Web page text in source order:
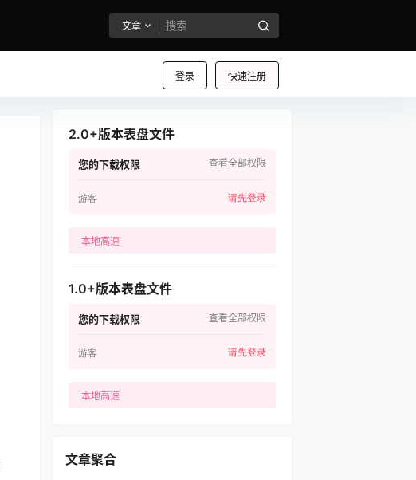
文章
登录 快速注册
2.0+版本表盘文件
您的下载权限 查看全部权限
游客 请先登录
本地高速
1.0+版本表盘文件
您的下载权限 查看全部权限
游客 请先登录
本地高速
文章聚合